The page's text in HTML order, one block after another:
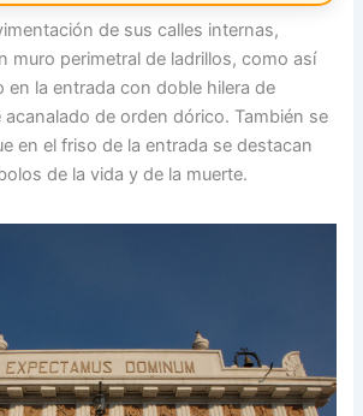
de sus calles internas,
muro perimetral de ladrillos, como así
en la entrada con doble hilera de
de orden dórico. También se
en el friso de la entrada se destacan
de la vida y de la muerte.